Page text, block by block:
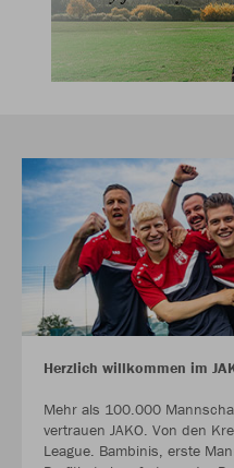
Herzlich willkommen im
Mehr als 100.000
vertrauen JAKO. Von den
League. Bambinis, erste